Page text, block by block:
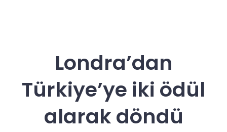
Londra’dan
Türkiye’ye iki ödül
alarak döndü